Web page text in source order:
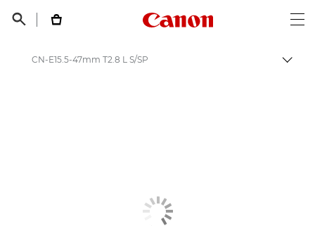
 
Canon Logo, back
CN-E15.5-47mm T2.8 L S/SP